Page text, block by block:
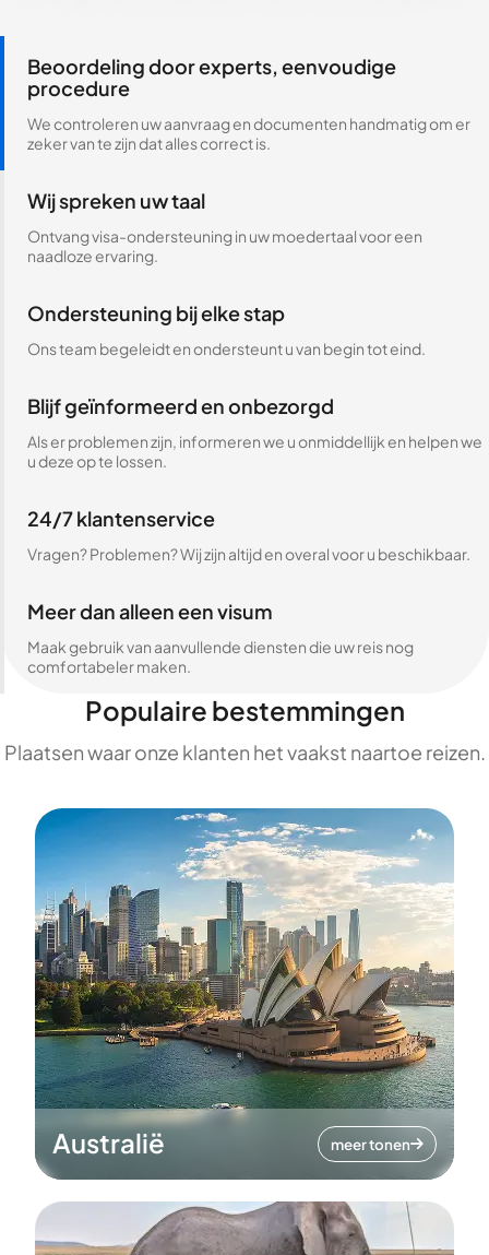
Beoordeling door experts, eenvoudige
procedure
We controleren uw aanvraag en documenten handmatig om er
zeker van te zijn dat alles correct is.
Wij spreken uw taal
Ontvang visa-ondersteuning in uw moedertaal voor een
naadloze ervaring.
Ondersteuning bij elke stap
Ons team begeleidt en ondersteunt u van begin tot eind.
Blijf geïnformeerd en onbezorgd
Als er problemen zijn, informeren we u onmiddellijk en helpen we
u deze op te lossen.
24/7 klantenservice
Vragen? Problemen? Wij zijn altijd en overal voor u beschikbaar.
Meer dan alleen een visum
Maak gebruik van aanvullende diensten die uw reis nog
comfortabeler maken.
Populaire bestemmingen
Plaatsen waar onze klanten het vaakst naartoe reizen.
Australië meer tonen